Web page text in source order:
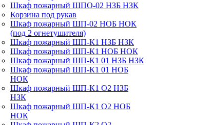
Шкаф пожарный ШПО-02 НЗБ НЗК
Корзина под рукав
Шкаф пожарный ШП-02 НОБ НОК
(под 2 огнетушителя)
Шкаф пожарный ШП-К1 НЗБ НЗК
Шкаф пожарный ШП-К1 НОБ НОК
Шкаф пожарный ШП-К1 01 НЗБ НЗК
Шкаф пожарный ШП-К1 01 НОБ
НОК
Шкаф пожарный ШП-К1 О2 НЗБ
НЗК
Шкаф пожарный ШП-К1 О2 НОБ
НОК